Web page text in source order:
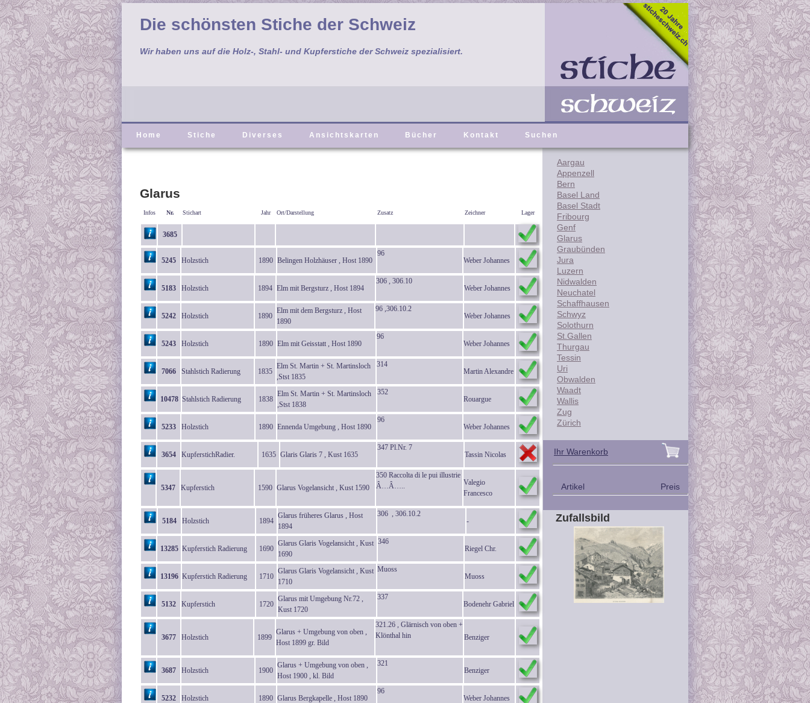
Die schönsten Stiche der Schweiz
Wir haben uns auf die Holz-, Stahl- und Kupferstiche der Schweiz spezialisiert.
Home Stiche Diverses Ansichtskarten Bücher Kontakt Suchen
Glarus
Infos Nr. Stichart Jahr Ort/Darstellung Zusatz Zeichner Lager
3685
5245 Holzstich 1890 Belingen Holzhäuser , Host 1890
96
Weber Johannes
5183 Holzstich 1894 Elm mit Bergsturz , Host 1894
306 , 306.10
Weber Johannes
5242 Holzstich 1890
Elm mit dem Bergsturz , Host
1890
96 ,306.10.2
Weber Johannes
5243 Holzstich 1890 Elm mit Geisstatt , Host 1890
96
Weber Johannes
7066 Stahlstich Radierung 1835
Elm St. Martin + St. Martinsloch
,Stst 1835
314
Martin Alexandre
10478 Stahlstich Radierung 1838
Elm St. Martin + St. Martinsloch
,Stst 1838
352
Rouargue
5233 Holzstich 1890 Ennenda Umgebung , Host 1890
96
Weber Johannes
3654 KupferstichRadier. 1635 Glaris Glaris 7 , Kust 1635
347 Pl.Nr. 7
Tassin Nicolas
5347 Kupferstich 1590 Glarus Vogelansicht , Kust 1590
350 Raccolta di le pui illustrie
Â…Â…..
Valegio
Francesco
5184 Holzstich 1894
Glarus früheres Glarus , Host
1894
306 , 306.10.2
-
13285 Kupferstich Radierung 1690
Glarus Glaris Vogelansicht , Kust
1690
346
Riegel Chr.
13196 Kupferstich Radierung 1710
Glarus Glaris Vogelansicht , Kust
1710
Muoss
Muoss
5132 Kupferstich 1720
Glarus mit Umgebung Nr.72 ,
Kust 1720
337
Bodenehr Gabriel
3677 Holzstich 1899
Glarus + Umgebung von oben ,
Host 1899 gr. Bild
321.26 , Glärnisch von oben +
Klönthal hin
Benziger
3687 Holzstich 1900
Glarus + Umgebung von oben ,
Host 1900 , kl. Bild
321
Benziger
5232 Holzstich 1890 Glarus Bergkapelle , Host 1890
96
Weber Johannes
Aargau
Appenzell
Bern
Basel Land
Basel Stadt
Fribourg
Genf
Glarus
Graubünden
Jura
Luzern
Nidwalden
Neuchatel
Schaffhausen
Schwyz
Solothurn
St.Gallen
Thurgau
Tessin
Uri
Obwalden
Waadt
Wallis
Zug
Zürich
Ihr Warenkorb
Artikel Preis
Zufallsbild